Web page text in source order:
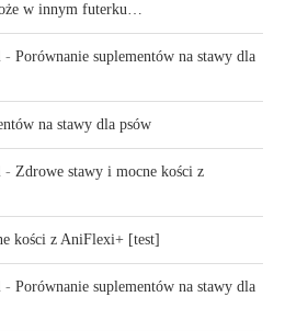
w innym futerku…
- Porównanie suplementów na stawy dla
na stawy dla psów
- Zdrowe stawy i mocne kości z
kości z AniFlexi+ [test]
- Porównanie suplementów na stawy dla